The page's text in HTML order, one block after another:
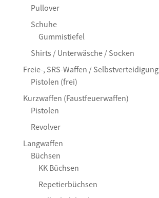
Pullover
Schuhe
Gummistiefel
Shirts / Unterwäsche / Socken
Freie-, SRS-Waffen / Selbstverteidigung
Pistolen (frei)
Kurzwaffen (Faustfeuerwaffen)
Pistolen
Revolver
Langwaffen
Büchsen
KK Büchsen
Repetierbüchsen